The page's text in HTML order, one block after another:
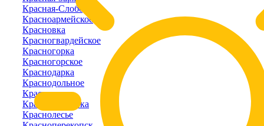
Красная-Слобода
Красноармейское
Красновка
Красногвардейское
Красногорка
Красногорское
Краснодарка
Краснодольное
Красное
Краснознаменка
Краснолесье